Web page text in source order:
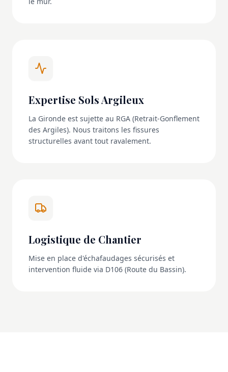
Expertise Sols Argileux
La Gironde est sujette au RGA (Retrait-Gonflement
des Argiles). Nous traitons les fissures
structurelles avant tout ravalement.
Logistique de Chantier
Mise en place d'échafaudages sécurisés et
intervention fluide via D106 (Route du Bassin).